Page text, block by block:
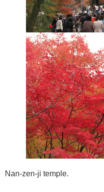
Nan-zen-ji temple.